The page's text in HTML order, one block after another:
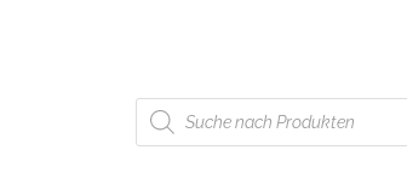
Products
search